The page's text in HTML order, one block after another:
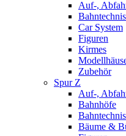
Auf-,
Car System
Figuren
Kirmes
Zubehör
Spur Z
Auf-,
Bahnhöfe
Bäume &